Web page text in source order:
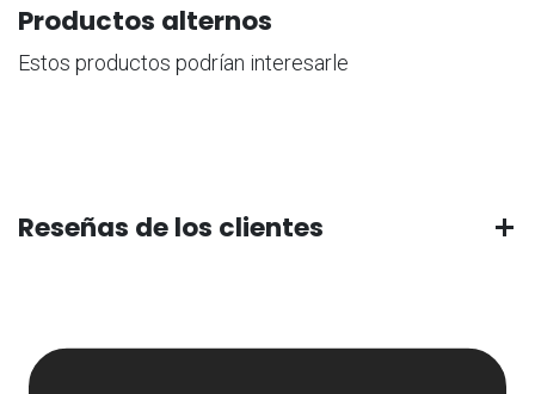
Productos alternos
Estos productos podrían interesarle
Reseñas de los clientes